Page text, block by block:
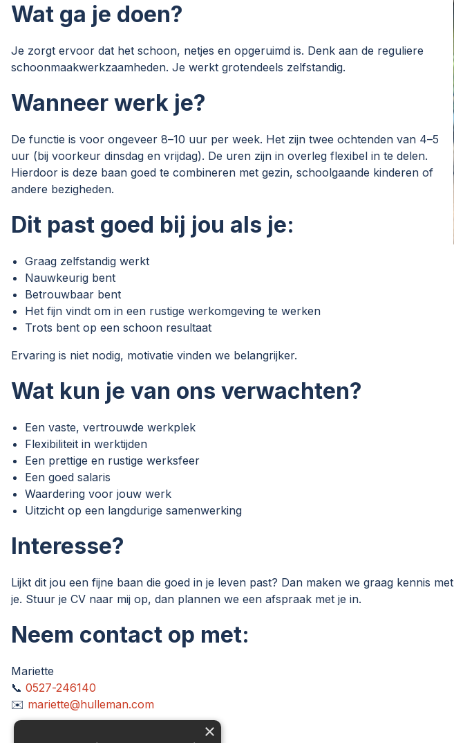
Wat ga je doen?
Je zorgt ervoor dat het schoon, netjes en opgeruimd is. Denk aan de reguliere
schoonmaakwerkzaamheden. Je werkt grotendeels zelfstandig.
Wanneer werk je?
De functie is voor ongeveer 8–10 uur per week. Het zijn twee ochtenden van 4–5
uur (bij voorkeur dinsdag en vrijdag). De uren zijn in overleg flexibel in te delen.
Hierdoor is deze baan goed te combineren met gezin, schoolgaande kinderen of
andere bezigheden.
Dit past goed bij jou als je:
Graag zelfstandig werkt
Nauwkeurig bent
Betrouwbaar bent
Het fijn vindt om in een rustige werkomgeving te werken
Trots bent op een schoon resultaat
Ervaring is niet nodig, motivatie vinden we belangrijker.
Wat kun je van ons verwachten?
Een vaste, vertrouwde werkplek
Flexibiliteit in werktijden
Een prettige en rustige werksfeer
Een goed salaris
Waardering voor jouw werk
Uitzicht op een langdurige samenwerking
Interesse?
Lijkt dit jou een fijne baan die goed in je leven past? Dan maken we graag kennis met
je. Stuur je CV naar mij op, dan plannen we een afspraak met je in.
Neem contact op met:
Mariette
📞 0527-246140
✉️ mariette@hulleman.com
×